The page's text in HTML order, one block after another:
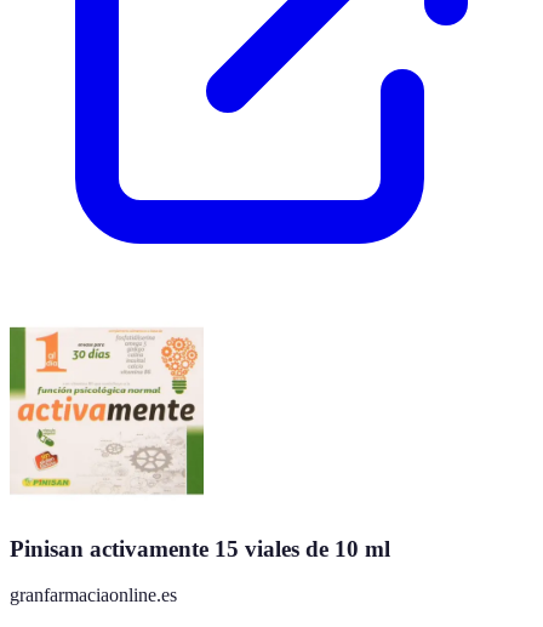
Pinisan activamente 15 viales de 10 ml
granfarmaciaonline.es